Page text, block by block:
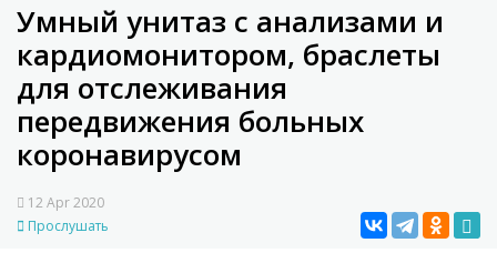
Умный унитаз с анализами и
кардиомонитором, браслеты
для отслеживания
передвижения больных
коронавирусом
12 Apr 2020
Прослушать